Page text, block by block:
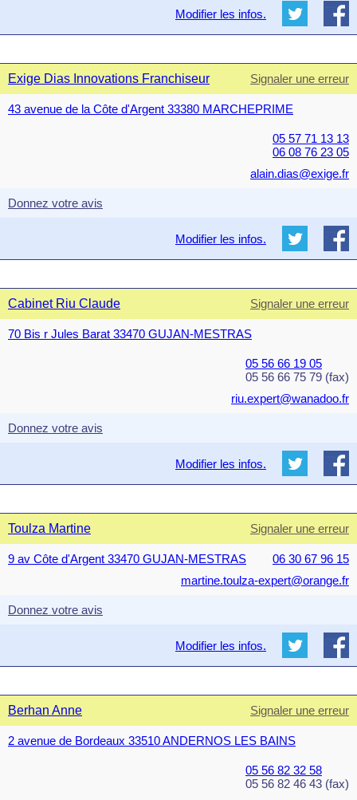
Modifier les infos.
Exige Dias Innovations Franchiseur Signaler une erreur
43 avenue de la Côte d'Argent 33380 MARCHEPRIME
05 57 71 13 13
06 08 76 23 05
alain.dias@exige.fr
Donnez votre avis
Modifier les infos.
Cabinet Riu Claude Signaler une erreur
70 Bis r Jules Barat 33470 GUJAN-MESTRAS
05 56 66 19 05
05 56 66 75 79 (fax)
riu.expert@wanadoo.fr
Donnez votre avis
Modifier les infos.
Toulza Martine Signaler une erreur
9 av Côte d'Argent 33470 GUJAN-MESTRAS
06 30 67 96 15
martine.toulza-expert@orange.fr
Donnez votre avis
Modifier les infos.
Berhan Anne Signaler une erreur
2 avenue de Bordeaux 33510 ANDERNOS LES BAINS
05 56 82 32 58
05 56 82 46 43 (fax)